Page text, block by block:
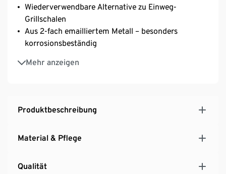
Wiederverwendbare Alternative zu Einweg-
Grillschalen
Aus 2-fach emailliertem Metall – besonders
korrosionsbeständig
Mehr anzeigen
Spülmaschinengeeignet
Produktbeschreibung
Material & Pflege
Qualität